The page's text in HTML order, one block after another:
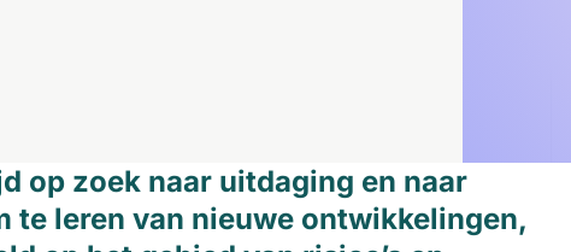
op zoek naar uitdaging en naar
te leren van nieuwe ontwikkelingen,